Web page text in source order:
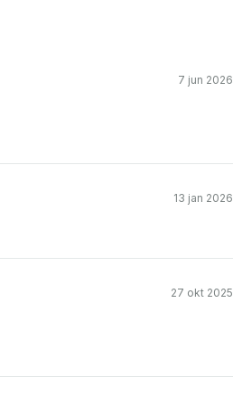
7 jun 2026
13 jan 2026
27 okt 2025